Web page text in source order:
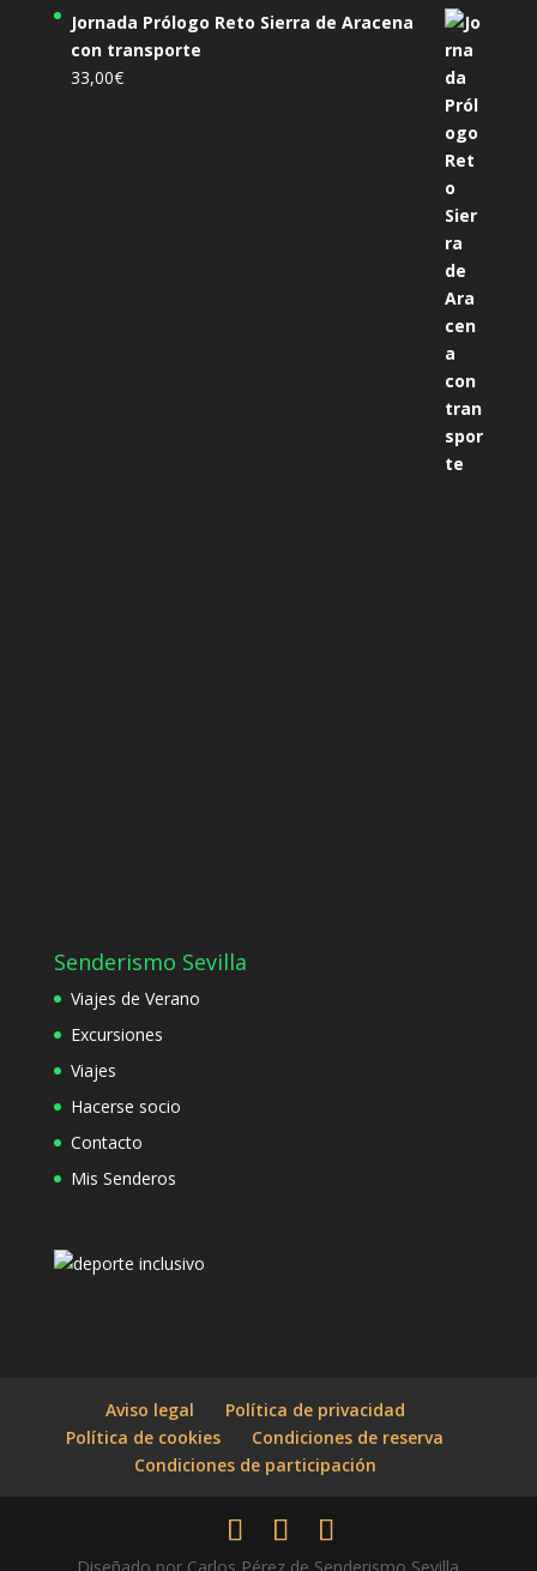
Jornada Prólogo Reto Sierra de Aracena
con transporte
33,00€
Senderismo Sevilla
Viajes de Verano
Excursiones
Viajes
Hacerse socio
Contacto
Mis Senderos
Aviso legal
Política de privacidad
Política de cookies
Condiciones de reserva
Condiciones de participación